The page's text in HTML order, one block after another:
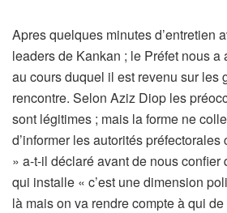
Apres quelques minutes d’entretien
leaders de Kankan ; le Préfet nous a
au cours duquel il est revenu sur les
rencontre. Selon Aziz Diop les
sont légitimes ; mais la forme ne
d’informer les autorités préfectorales
» a-t-il déclaré avant de nous confier
qui installe « c’est une dimension
là mais on va rendre compte à qui de